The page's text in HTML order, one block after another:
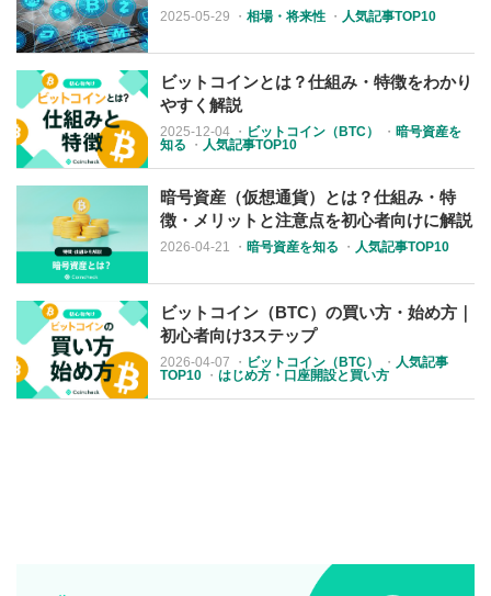
2025-05-29 ・相場・将来性 ・ 人気記事TOP10
ビットコインとは？仕組み・特徴をわかり
やすく解説
2025-12-04 ・ ビットコイン（BTC） ・暗号資産を
知る ・ 人気記事TOP10
暗号資産（仮想通貨）とは？仕組み・特
徴・メリットと注意点を初心者向けに解説
2026-04-21 ・暗号資産を知る ・ 人気記事TOP10
ビットコイン（BTC）の買い方・始め方｜
初心者向け3ステップ
2026-04-07 ・ ビットコイン（BTC） ・ 人気記事
TOP10 ・はじめ方・口座開設と買い方